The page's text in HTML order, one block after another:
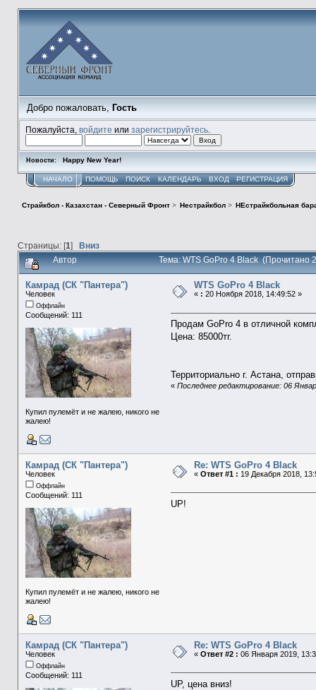
Добро пожаловать, Гость
Пожалуйста, войдите или зарегистрируйтесь.
Новости: Happy New Year!
НАЧАЛО ПОМОЩЬ ПОИСК КАЛЕНДАРЬ ВХОД РЕГИСТРАЦИЯ
Страйкбол - Казахстан - Северный Фронт> Нестрайкбол > НЕстрайкбольная
Страницы: [1] Вниз
Автор Тема: WTS GoPro 4 Black (Прочитано
Камрад (СК "Пантера")
Человек
Оффлайн
Сообщений: 111
Купил пулемёт и не жалею, никого не
жалею!
WTS GoPro 4 Black
« : 20 Ноября 2018, 14:49:52 »
Продам GoPro 4 в отличной
Цена: 85000тг.
Территориально г. Астана,
«Последнее редактирование: 06
Камрад (СК "Пантера")
Человек
Оффлайн
Сообщений: 111
Купил пулемёт и не жалею, никого не
жалею!
Re: WTS GoPro 4 Black
« Ответ #1 : 19 Декабря 2018,
UP!
Камрад (СК "Пантера")
Человек
Оффлайн
Сообщений: 111
Re: WTS GoPro 4 Black
« Ответ #2 : 06 Января 2019,
UP, цена вниз!